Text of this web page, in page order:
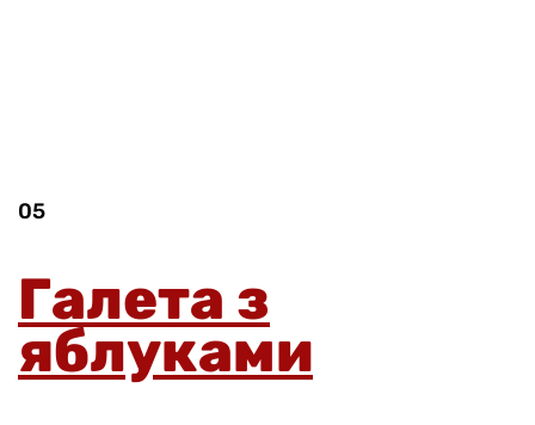
05
Галета з
яблуками